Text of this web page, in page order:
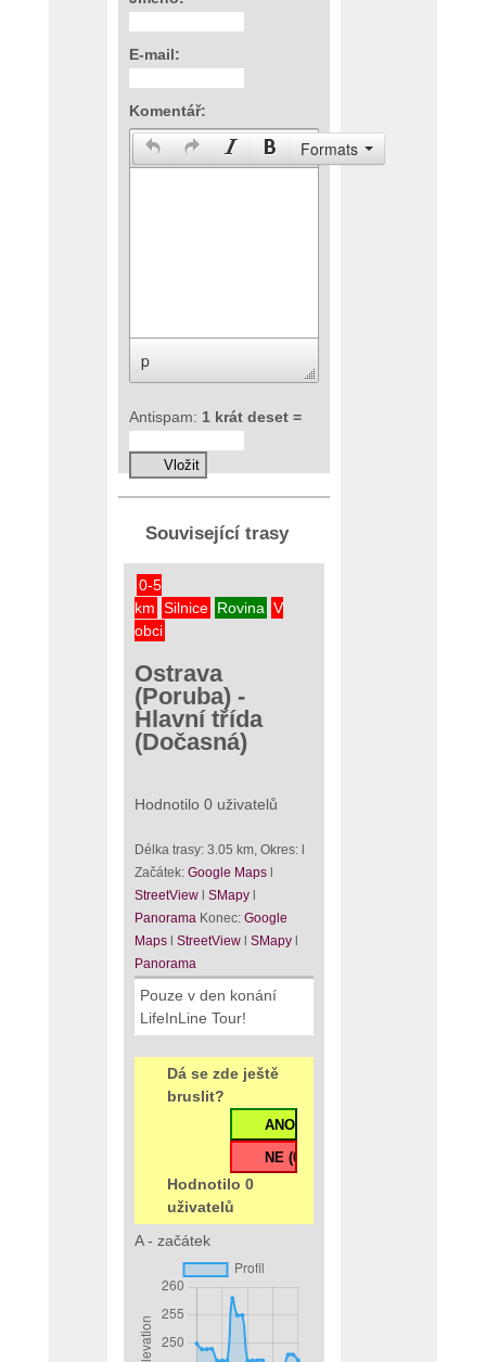
E-mail:
Komentář:
Formats
p
Antispam: 1 krát deset =
Související trasy
0-5
km Silnice Rovina V
obci
Ostrava
(Poruba) -
Hlavní třída
(Dočasná)
Hodnotilo 0 uživatelů
Délka trasy: 3.05 km, Okres: l
Začátek: Google Mapsl
StreetViewl SMapyl
PanoramaKonec: Google
Mapsl StreetViewl SMapyl
Panorama
Pouze v den konání
LifeInLine Tour!
Dá se zde ještě
bruslit?
Hodnotilo 0
uživatelů
A - začátek